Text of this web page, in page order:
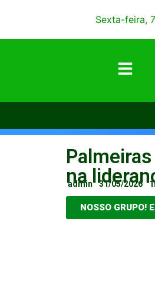
Sexta-feira,
na
admin 31/05/2026
NOSSO GRUPO!